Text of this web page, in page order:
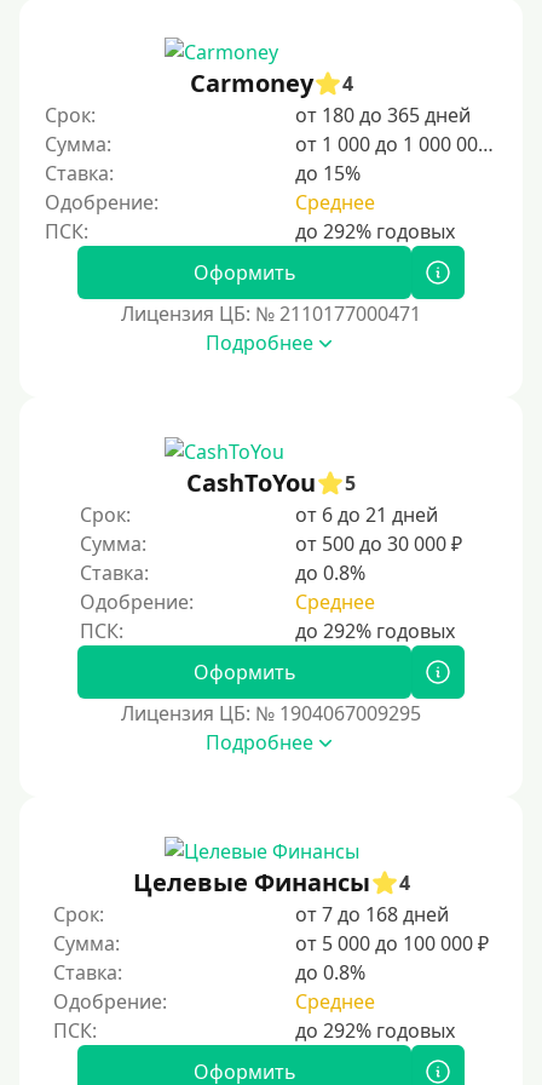
Для граждан Узбекистана, проживающих за рубежом
Сумма (рублей)
100 руб
200 руб
300 руб
2500 руб
3000 руб
4000 руб
5000 руб
15000 руб
20000 руб
25000 руб
30000 руб
Carmoney
4
Срок:
от 180 до 365 дней
Сумма:
от 1 000 до 1 000 000 ₽
Ставка:
до 15%
Одобрение:
Среднее
Оформить
Лицензия ЦБ: № 2110177000471
Подробнее
CashToYou
5
Срок:
от 6 до 21 дней
Сумма:
от 500 до 30 000 ₽
Ставка:
до 0.8%
Одобрение:
Среднее
Оформить
Лицензия ЦБ: № 1904067009295
Подробнее
Целевые Финансы
4
Срок:
от 7 до 168 дней
Сумма:
от 5 000 до 100 000 ₽
Ставка:
до 0.8%
Одобрение:
Среднее
Оформить